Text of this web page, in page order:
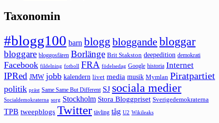
Taxonomin
#blogg100 barn blogg bloggande bloggar
bloggare bloggosfären Borlänge Brit Stakston deepedition demokrati
Facebook fildelning fotboll FRA födelsedag Google historia Internet
IPRed JMW jobb kalendern livet media musik Mymlan Piratpartiet
politik präst Same Same But Different SJ sociala medier
Socialdemokraterna sorg Stockholm Stora Bloggpriset Sverigedemokraterna
TPB tweepblogs Twitter tävling tåg U2 Wikileaks